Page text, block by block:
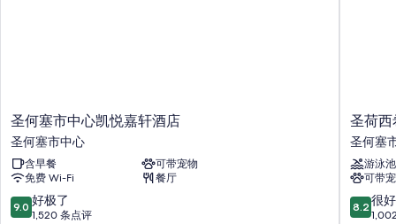
浴室配备淋浴/浴缸组合和免费洗浴用品
55-英寸电视，带收费电视频道
垃圾回收、冰箱和咖啡机/冲茶器
圣
何
塞
市
中
心
凯
圣何塞市中心凯悦嘉轩酒店
圣何塞市中心
含早餐
可带宠物
免费 Wi-Fi
餐厅
9.0
分，
9.0 好极了
1,520 条点评
圣
荷
西
希
尔
顿
酒
圣荷西
圣何塞
游泳池
可带
8.2
分，
8.2 很好